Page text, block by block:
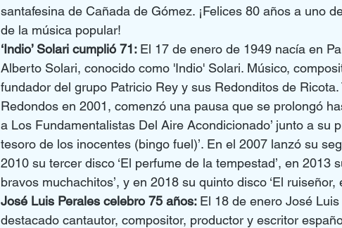
santafesina de Cañada de Gómez. ¡Felices 80 años a uno
de la música popular!
‘Indio’ Solari cumplió 71: El 17 de enero de 1949 nacía en
Alberto Solari, conocido como 'Indio' Solari. Músico,
fundador del grupo Patricio Rey y sus Redonditos de
Redondos en 2001, comenzó una pausa que se prolongó
a Los Fundamentalistas Del Aire Acondicionado’ junto a su
tesoro de los inocentes (bingo fuel)’. En el 2007 lanzó su
2010 su tercer disco ‘El perfume de la tempestad’, en 2013
bravos muchachitos’, y en 2018 su quinto disco ‘El ruiseñor,
José Luis Perales celebro 75 años: El 18 de enero José
destacado cantautor, compositor, productor y escritor